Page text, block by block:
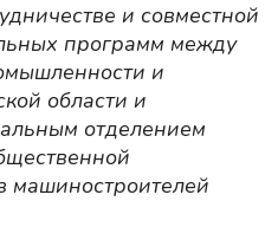
и совместной
программ между
и
области и
отделением
машиностроителей